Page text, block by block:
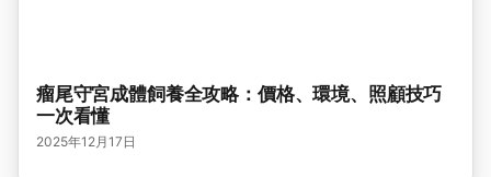
瘤尾守宮成體飼養全攻略：價格、環境、照顧技巧
一次看懂
2025年12月17日